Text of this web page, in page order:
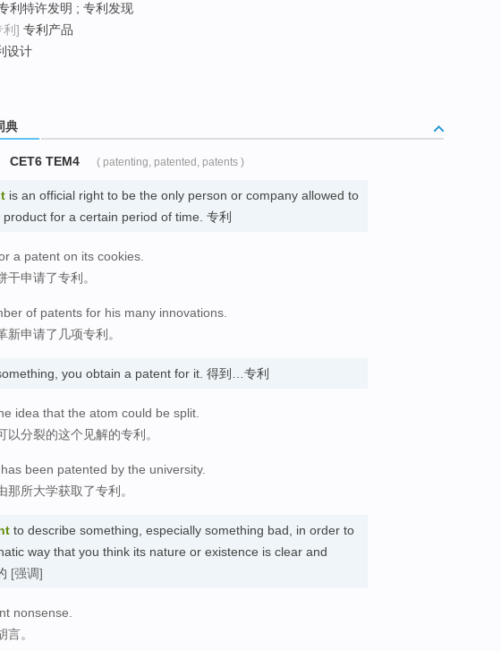
利特许发明 ; 专利发现
利] 专利产品
设计
典
CET6 TEM4 ( patenting, patented, patents )
is an official right to be the only person or company allowed to
for a certain period of time. 专利
a patent on its cookies.
干申请了专利。
of patents for his many innovations.
新申请了几项专利。
you obtain a patent for it. 得到…专利
idea that the atom could be split.
以分裂的这个见解的专利。
been patented by the university.
那所大学获取了专利。
to describe something, especially something bad, in order to
way that you think its nature or existence is clear and
[强调]
nonsense.
。